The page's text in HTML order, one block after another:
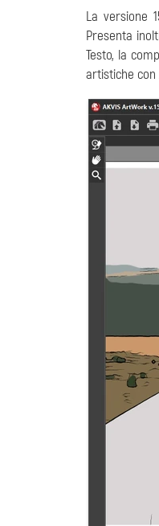
La versione
Presenta
Testo, la
artistiche con